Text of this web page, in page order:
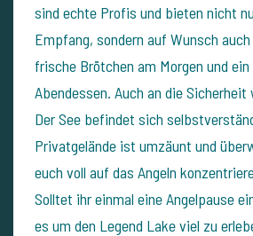
sind echte Profis und bieten nicht
Empfang, sondern auf Wunsch
frische Brötchen am Morgen und
Abendessen. Auch an die Sicherheit
Der See befindet sich
Privatgelände ist umzäunt und
euch voll auf das Angeln
Solltet ihr einmal eine Angelpause
es um den Legend Lake viel zu